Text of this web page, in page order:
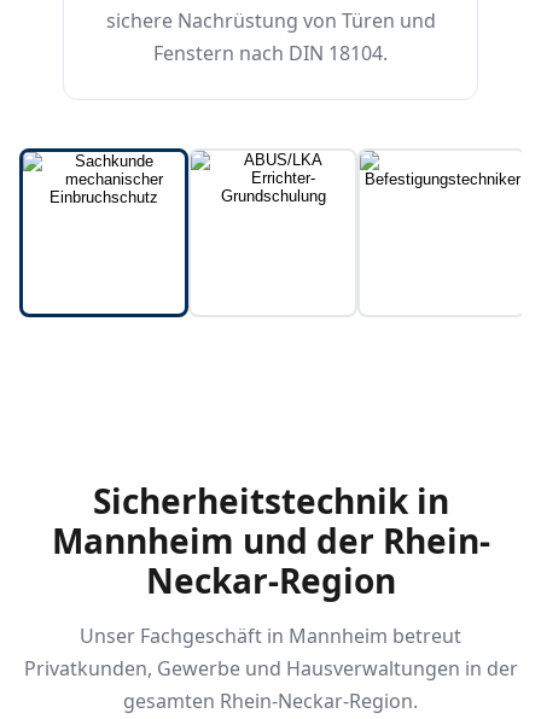
sichere Nachrüstung von Türen und
Fenstern nach DIN 18104.
Sicherheitstechnik in
Mannheim und der Rhein-
Neckar-Region
Unser Fachgeschäft in Mannheim betreut
Privatkunden, Gewerbe und Hausverwaltungen in der
gesamten Rhein-Neckar-Region.